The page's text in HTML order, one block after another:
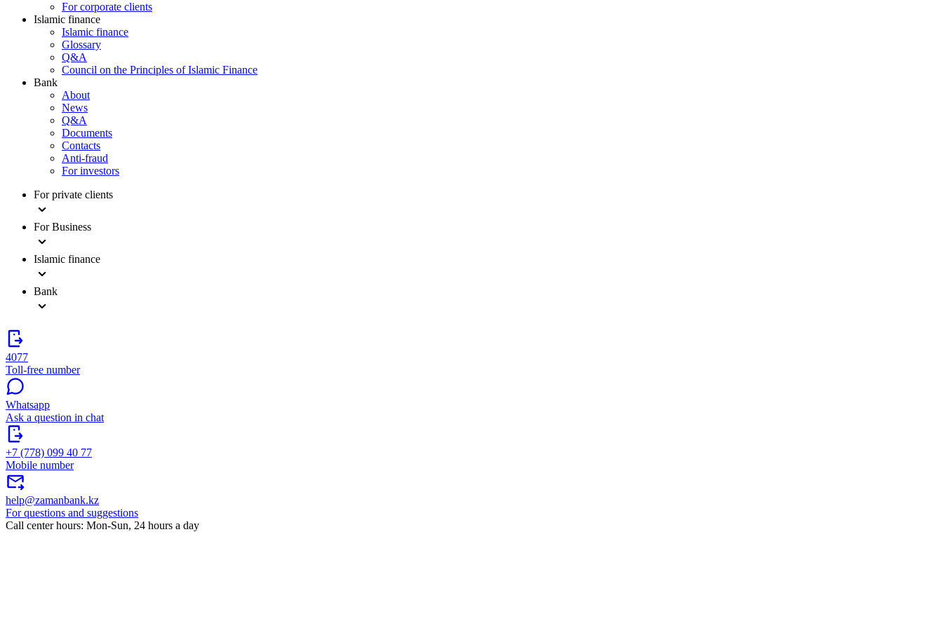
For corporate clients
Islamic finance
Islamic finance
Glossary
Q&A
Council on the Principles of Islamic Finance
Bank
About
News
Q&A
Documents
Contacts
Anti-fraud
For investors
For private clients
For Business
Islamic finance
Bank
4077
Toll-free number
Whatsapp
Ask a question in chat
+7 (778) 099 40 77
Mobile number
help@zamanbank.kz
For questions and suggestions
Call center hours: Mon-Sun, 24 hours a day